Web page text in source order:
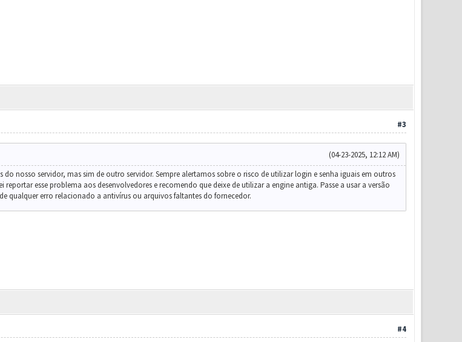
#3
(04-23-2025, 12:12 AM)
nosso servidor, mas sim de outro servidor. Sempre alertamos sobre o risco de utilizar login e senha iguais em outros
esse problema aos desenvolvedores e recomendo que deixe de utilizar a engine antiga. Passe a usar a versão
qualquer erro relacionado a antivírus ou arquivos faltantes do fornecedor.
#4